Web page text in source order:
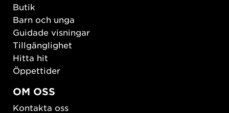
Butik
Barn och unga
Guidade visningar
Tillgänglighet
Hitta hit
Öppettider
OM OSS
Kontakta oss